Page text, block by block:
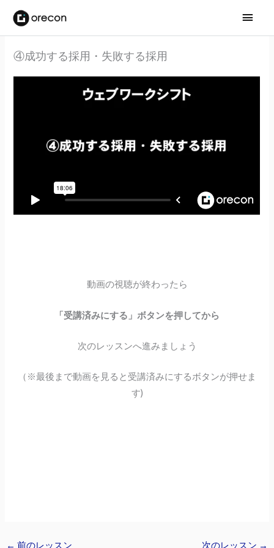
メ
イ
④成功する採用・失敗する採用
動画の視聴が終わったら
「受講済みにする」ボタンを押してから
次のレッスンへ進みましょう
（※最後まで動画を見ると受講済みにするボタンが押せま
す)
← 前のレッスン 次のレッスン →